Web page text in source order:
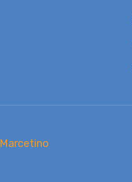
Marcetino